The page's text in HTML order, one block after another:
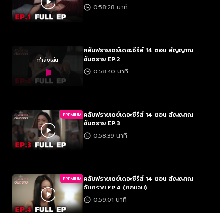
0:58:28 นาที
กำลังเล่น
คลับฟรายเดย์เดอะซีรีส์ 14 ตอน สัญญาณ
อันตราย EP.2
0:58:40 นาที
PREMIUM คลับฟรายเดย์เดอะซีรีส์ 14 ตอน สัญญาณ
อันตราย EP.3
0:58:39 นาที
PREMIUM คลับฟรายเดย์เดอะซีรีส์ 14 ตอน สัญญาณ
อันตราย EP.4 (ตอนจบ)
0:59:01 นาที